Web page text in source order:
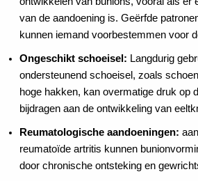
van de aandoening is. Geërfde
kunnen iemand voorbestemmen voor
Ongeschikt schoeisel: Langdurig
ondersteunend schoeisel, zoals
hoge hakken, kan overmatige druk op
bijdragen aan de ontwikkeling van
Reumatologische aandoeningen:
reumatoïde artritis kunnen
door chronische ontsteking en